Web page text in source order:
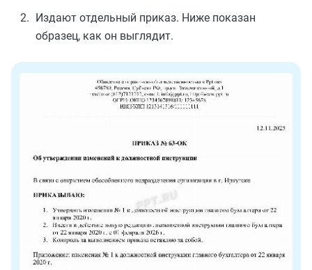
Издают отдельный приказ. Ниже показан
образец, как он выглядит.